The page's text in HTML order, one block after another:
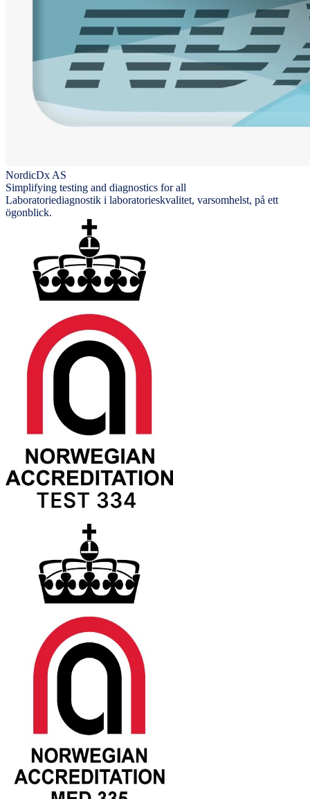
NordicDx AS
Simplifying testing and diagnostics for all
Laboratoriediagnostik i laboratorieskvalitet, varsomhelst, på ett
ögonblick.